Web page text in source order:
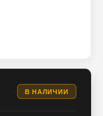
В НАЛИЧИИ